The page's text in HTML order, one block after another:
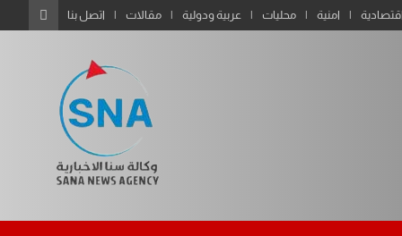
اقتصادية امنية محليات عربية ودولية مقالات اتصل بنا